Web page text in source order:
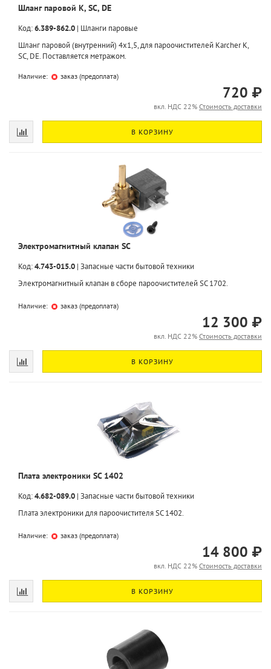
Шланг паровой K, SC, DE
Код:6.389-862.0 | Шланги паровые
Шланг паровой (внутренний) 4x1,5, для пароочистителей Karcher K,
SC, DE. Поставляется метражом.
Наличие: заказ (предоплата)
720 ₽
вкл. НДС 22% Стоимость доставки
В КОРЗИНУ
Электромагнитный клапан SC
Код:4.743-015.0 | Запасные части бытовой техники
Электромагнитный клапан в сборе пароочистителей SC 1702.
Наличие: заказ (предоплата)
12 300 ₽
вкл. НДС 22% Стоимость доставки
В КОРЗИНУ
Плата электроники SC 1402
Код:4.682-089.0 | Запасные части бытовой техники
Плата электроники для пароочистителя SC 1402.
Наличие: заказ (предоплата)
14 800 ₽
вкл. НДС 22% Стоимость доставки
В КОРЗИНУ